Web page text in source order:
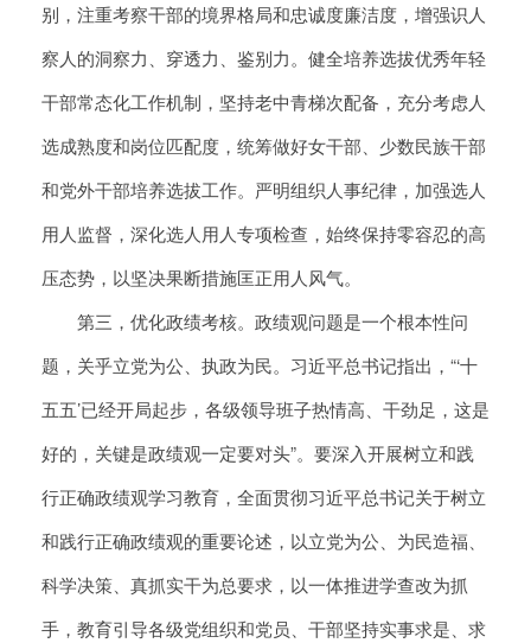
别，注重考察干部的境界格局和忠诚度廉洁度，增强识人
察人的洞察力、穿透力、鉴别力。健全培养选拔优秀年轻
干部常态化工作机制，坚持老中青梯次配备，充分考虑人
选成熟度和岗位匹配度，统筹做好女干部、少数民族干部
和党外干部培养选拔工作。严明组织人事纪律，加强选人
用人监督，深化选人用人专项检查，始终保持零容忍的高
压态势，以坚决果断措施匡正用人风气。
第三，优化政绩考核。政绩观问题是一个根本性问
题，关乎立党为公、执政为民。习近平总书记指出，“‘十
五五’已经开局起步，各级领导班子热情高、干劲足，这是
好的，关键是政绩观一定要对头”。要深入开展树立和践
行正确政绩观学习教育，全面贯彻习近平总书记关于树立
和践行正确政绩观的重要论述，以立党为公、为民造福、
科学决策、真抓实干为总要求，以一体推进学查改为抓
手，教育引导各级党组织和党员、干部坚持实事求是、求